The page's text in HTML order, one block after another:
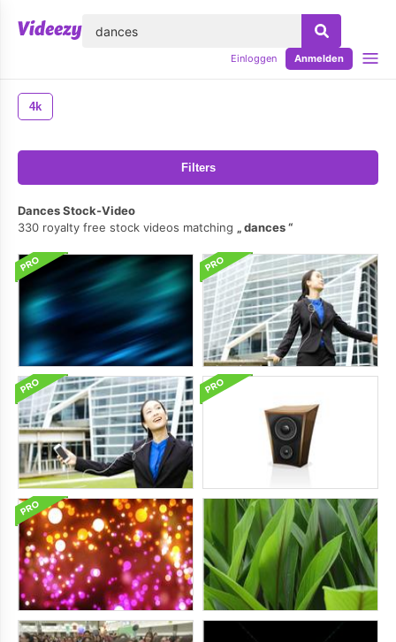
Einloggen Anmelden
4k
Filters
Dances Stock-Video
330 royalty free stock videos matching
dances